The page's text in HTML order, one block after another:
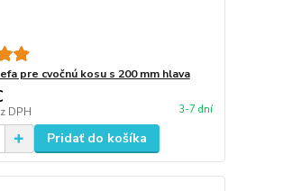
pre cvočnú kosu s 200 mm hlava
DPH 3-7 dní
Pridať do košíka